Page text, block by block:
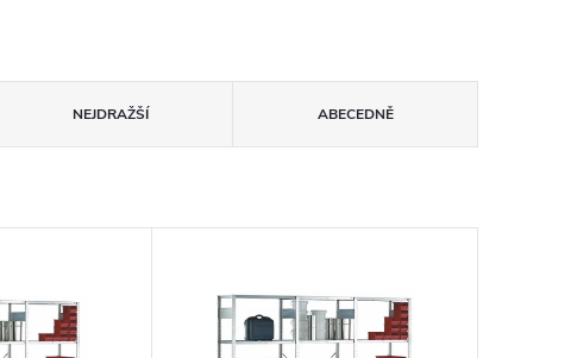
NEJDRAŽŠÍ ABECEDNĚ